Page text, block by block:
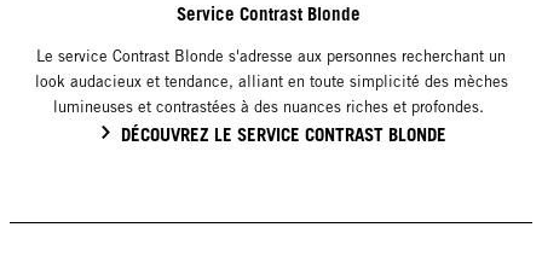
Service Contrast Blonde
Le service Contrast Blonde s'adresse aux personnes recherchant un
look audacieux et tendance, alliant en toute simplicité des mèches
lumineuses et contrastées à des nuances riches et profondes.
DÉCOUVREZ LE SERVICE CONTRAST BLONDE